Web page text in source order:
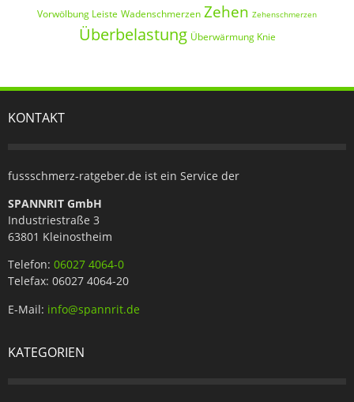
Vorwölbung Leiste Wadenschmerzen Zehen Zehenschmerzen
Überbelastung Überwärmung Knie
KONTAKT
fussschmerz-ratgeber.de ist ein Service der
SPANNRIT GmbH
Industriestraße 3
63801 Kleinostheim
Telefon: 06027 4064-0
Telefax: 06027 4064-20
E-Mail: info@spannrit.de
KATEGORIEN